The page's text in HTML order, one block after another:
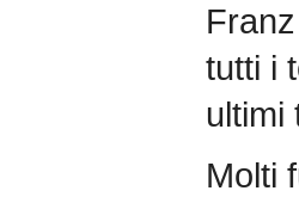
tutti i
ultimi
Molti